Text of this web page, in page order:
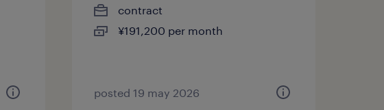
contract
¥191,200 per month
posted 19 may 2026